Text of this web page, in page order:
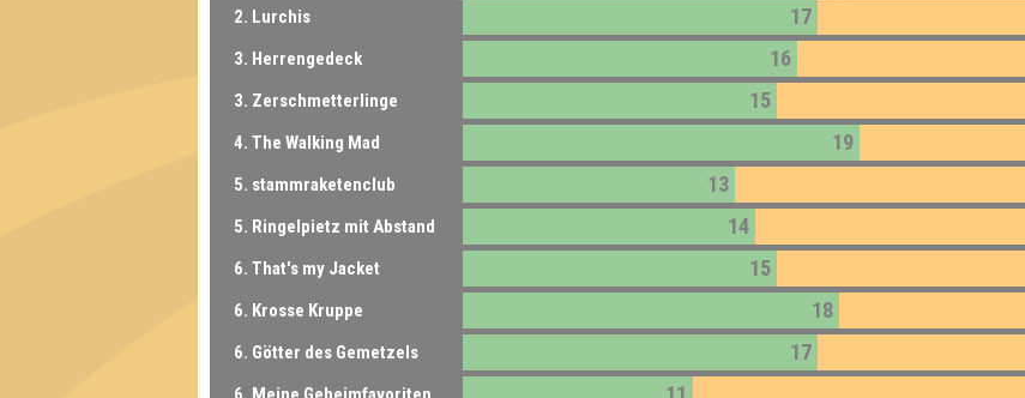
2. Lurchis 17
3. Herrengedeck 16
3. Zerschmetterlinge 15
4. The Walking Mad 19
5. stammraketenclub 13
5. Ringelpietz mit Abstand 14
6. That's my Jacket 15
6. Krosse Kruppe 18
6. Götter des Gemetzels 17